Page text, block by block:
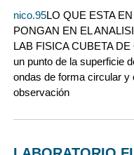
nico.95LO QUE ESTA
PONGAN EN EL
LAB FISICA CUBETA
un punto de la superficie
ondas de forma circular y
observación